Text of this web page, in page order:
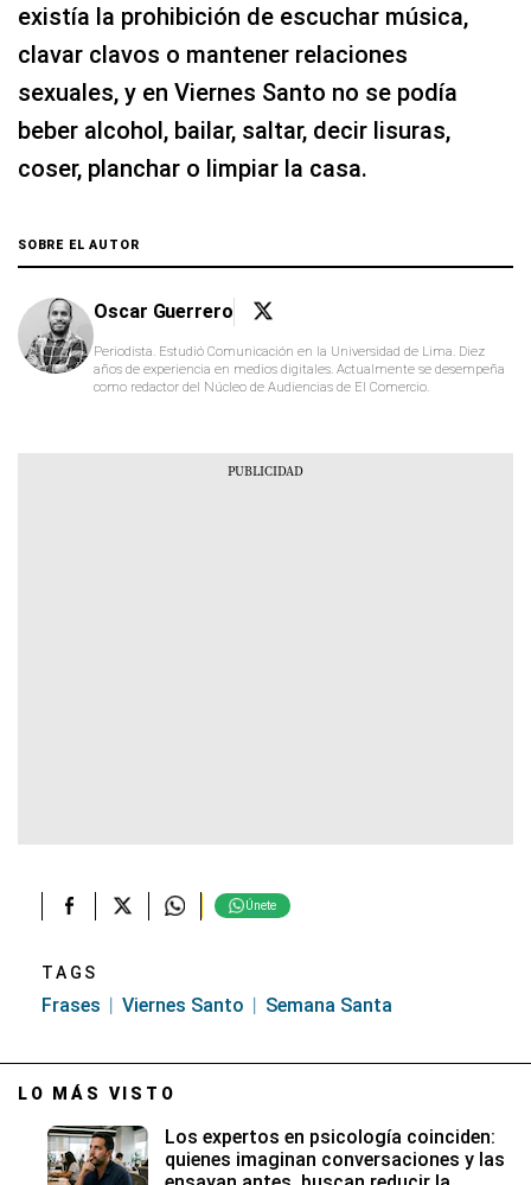
existía la prohibición de escuchar música,
clavar clavos o mantener relaciones
sexuales, y en Viernes Santo no se podía
beber alcohol, bailar, saltar, decir lisuras,
coser, planchar o limpiar la casa.
SOBRE EL AUTOR
Oscar Guerrero
Periodista. Estudió Comunicación en la Universidad de Lima. Diez
años de experiencia en medios digitales. Actualmente se desempeña
como redactor del Núcleo de Audiencias de El Comercio.
Únete
TAGS
Frases Viernes Santo Semana Santa
LO MÁS VISTO
Los expertos en psicología coinciden:
quienes imaginan conversaciones y las